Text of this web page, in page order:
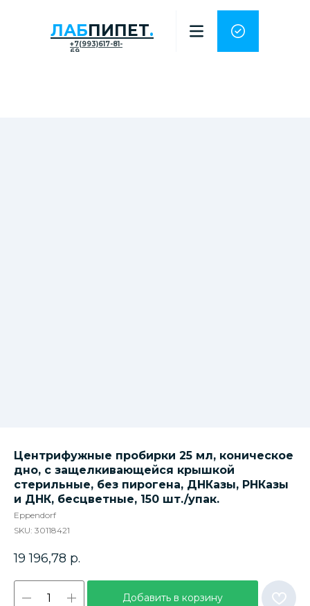
ЛАБПИПЕТ.
+7(993)617-81-
69
Центрифужные пробирки 25 мл, коническое
дно, с защелкивающейся крышкой
стерильные, без пирогена, ДНКазы, РНКазы
и ДНК, бесцветные, 150 шт./упак.
Eppendorf
SKU: 30118421
19 196,78 р.
Добавить в корзину